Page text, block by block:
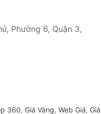
Phường 6, Quận 3,
360, Giá Vàng, Web Giá, Giá